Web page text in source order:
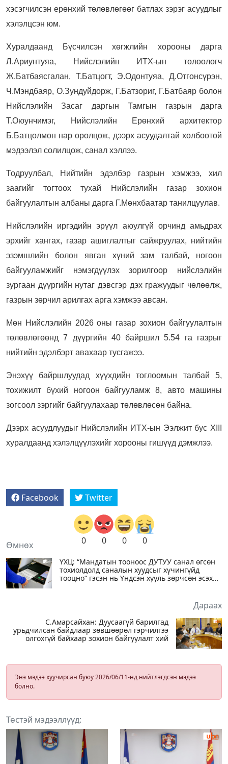
хэсэгчилсэн ерөнхий төлөвлөгөөг батлах зэрэг асуудлыг
хэлэлцсэн юм.
Хуралдаанд Бүсчилсэн хөгжлийн хорооны дарга
Л.Ариунтуяа, Нийслэлийн ИТХ-ын төлөөлөгч
Ж.Батбаясгалан, Т.Батцогт, Э.Одонтуяа, Д.Отгонсүрэн,
Ч.Мэндбаяр, О.Зундуйдорж, Г.Батзориг, Г.Батбаяр болон
Нийслэлийн Засаг даргын Тамгын газрын дарга
Т.Оюунчимэг, Нийслэлийн Ерөнхий архитектор
Б.Батцолмон нар оролцож, дээрх асуудалтай холбоотой
мэдээлэл солилцож, санал хэллээ.
Тодруулбал, Нийтийн эдэлбэр газрын хэмжээ, хил
заагийг тогтоох тухай Нийслэлийн газар зохион
байгуулалтын албаны дарга Г.Мөнхбаатар танилцуулав.
Нийслэлийн иргэдийн эрүүл аюулгүй орчинд амьдрах
эрхийг хангах, газар ашиглалтыг сайжруулах, нийтийн
эзэмшлийн болон явган хүний зам талбай, ногоон
байгууламжийг нэмэгдүүлэх зорилгоор нийслэлийн
зургаан дүүргийн нутаг дэвсгэр дэх гражуудыг чөлөөлж,
газрын зөрчил арилгах арга хэмжээ авсан.
Мөн Нийслэлийн 2026 оны газар зохион байгуулалтын
төлөвлөгөөнд 7 дүүргийн 40 байршил 5.54 га газрыг
нийтийн эдэлбэрт авахаар тусгажээ.
Энэхүү байршлуудад хүүхдийн тоглоомын талбай 5,
тохижилт бүхий ногоон байгууламж 8, авто машины
зогсоол зэргийг байгуулахаар төлөвлөсөн байна.
Дээрх асуудлуудыг Нийслэлийн ИТХ-ын Ээлжит бус XIII
хуралдаанд хэлэлцүүлэхийг хорооны гишүүд дэмжлээ.
Facebook Twitter
0 0 0 0
Өмнөх
ҮХЦ: “Мандатын тооноос ДУТУУ санал өгсөн
тохиолдолд саналын хуудсыг хүчингүйд
тооцно“ гэсэн нь Үндсэн хууль зөрчсөн эсэх
Дараах
С.Амарсайхан: Дуусаагүй барилгад
урьдчилсан байдлаар зөвшөөрөл гэрчилгээ
олгохгүй байхаар зохион байгуулалт хий
Энэ мэдээ хуучирсан буюу 2026/06/11-нд нийтлэгдсэн мэдээ
болно.
Төстэй мэдээллүүд: